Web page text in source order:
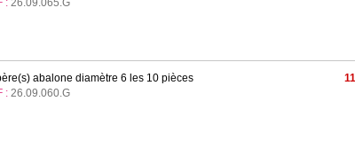
: 26.09.065.G
abalone diamètre 6 les 10 pièces
: 26.09.060.G